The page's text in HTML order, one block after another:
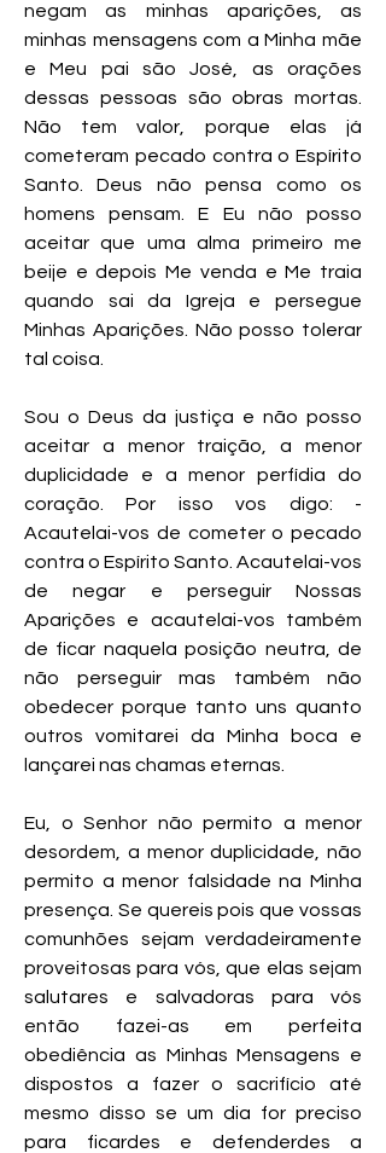
negam as minhas aparições, as
minhas mensagens com a Minha mãe
e Meu pai são José, as orações
dessas pessoas são obras mortas.
Não tem valor, porque elas já
cometeram pecado contra o Espírito
Santo. Deus não pensa como os
homens pensam. E Eu não posso
aceitar que uma alma primeiro me
beije e depois Me venda e Me traia
quando sai da Igreja e persegue
Minhas Aparições. Não posso tolerar
tal coisa.
Sou o Deus da justiça e não posso
aceitar a menor traição, a menor
duplicidade e a menor perfídia do
coração. Por isso vos digo: -
Acautelai-vos de cometer o pecado
contra o Espírito Santo. Acautelai-vos
de negar e perseguir Nossas
Aparições e acautelai-vos também
de ficar naquela posição neutra, de
não perseguir mas também não
obedecer porque tanto uns quanto
outros vomitarei da Minha boca e
lançarei nas chamas eternas.
Eu, o Senhor não permito a menor
desordem, a menor duplicidade, não
permito a menor falsidade na Minha
presença. Se quereis pois que vossas
comunhões sejam verdadeiramente
proveitosas para vós, que elas sejam
salutares e salvadoras para vós
então fazei-as em perfeita
obediência as Minhas Mensagens e
dispostos a fazer o sacrifício até
mesmo disso se um dia for preciso
para ficardes e defenderdes a